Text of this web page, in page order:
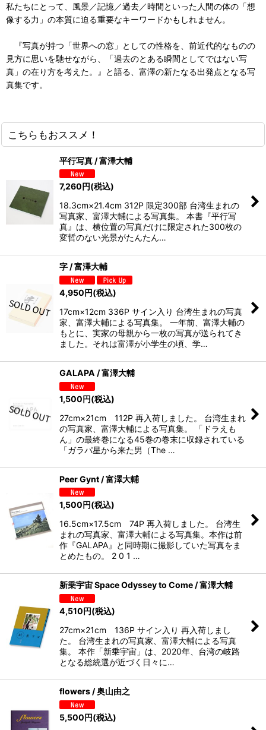
私たちにとって、風景／記憶／過去／時間といった人間の体の「想
像する力」の本質に迫る重要なキーワードかもしれません。
『写真が持つ「世界への窓」としての性格を、前近代的なものの
見方に思いを馳せながら、「過去のとある瞬間としてではない写
真」の在り方を考えた。』と語る、富澤の新たなる出発点となる写
真集です。
こちらもおススメ！
平行写真 / 富澤大輔
7,260円(税込)
18.3cm×21.4cm 312P 限定300部 台湾生まれの
写真家、富澤大輔による写真集。 本書『平行写
真』は、横位置の写真だけに限定された300枚の
変哲のない光景がたんたん…
字 / 富澤大輔
4,950円(税込)
17cm×12cm 336P サイン入り 台湾生まれの写真
家、富澤大輔による写真集。 一年前、富澤大輔の
もとに、実家の母親から一枚の写真が送られてき
ました。それは富澤が小学生の頃、学…
GALAPA / 富澤大輔
1,500円(税込)
27cm×21cm 112P 再入荷しました。 台湾生まれ
の写真家、富澤大輔による写真集。 「ドラえも
ん」の最終巻になる45巻の巻末に収録されている
「ガラパ星から来た男（The …
Peer Gynt / 富澤大輔
1,500円(税込)
16.5cm×17.5cm 74P 再入荷しました。 台湾生
まれの写真家、富澤大輔による写真集。本作は前
作『GALAPA』と同時期に撮影していた写真をま
とめたもの。 2 0 1 …
新乗宇宙 Space Odyssey to Come / 富澤大輔
4,510円(税込)
27cm×21cm 136P サイン入り 再入荷しまし
た。 台湾生まれの写真家、富澤大輔による写真
集。 本作「新乗宇宙」は、2020年、台湾の岐路
となる総統選が近づく日々に…
flowers / 奥山由之
5,500円(税込)